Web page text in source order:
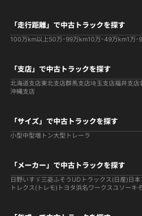
「走行距離」で中古トラックを探す
100万km以上50万-99万km10万-49万km1万-
「支店」で中古トラックを探す
北海道支店東北支店群馬支店埼玉支店福井支店
沖縄支店
「サイズ」で中古トラックを探す
小型中型増トン大型 トレーラ
「メーカー」で中古トラックを探す
日野いすゞ 三菱ふそう UDトラックス(日産) 日
トレクス(トレモ) トヨタ浜名ワークスユソーキ